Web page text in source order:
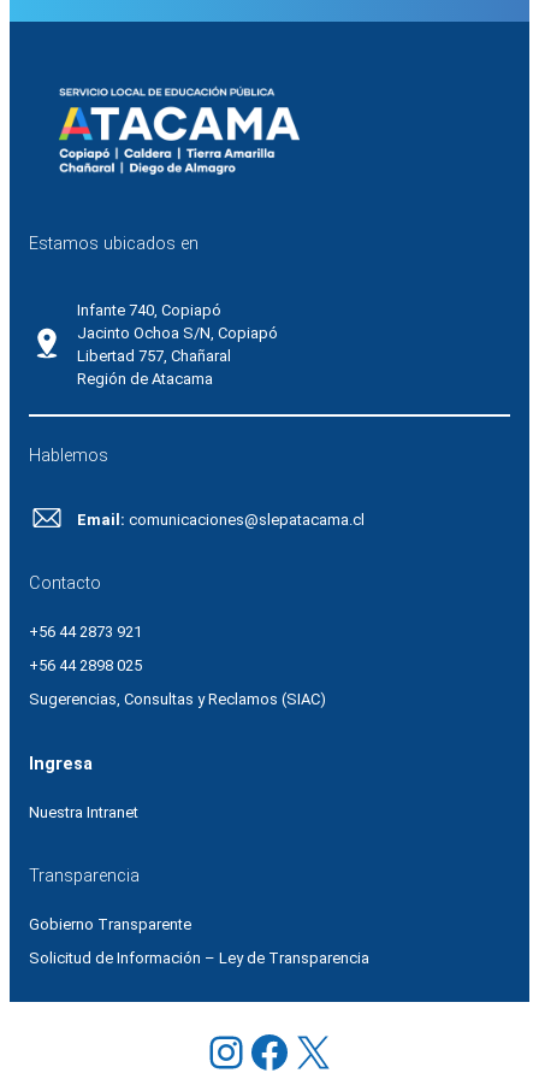
Estamos ubicados en
Infante 740, Copiapó
Jacinto Ochoa S/N, Copiapó
Libertad 757, Chañaral
Región de Atacama
Hablemos
Email: comunicaciones@slepatacama.cl
Contacto
+56 44 2873 921
+56 44 2898 025
Sugerencias, Consultas y Reclamos (SIAC)
Ingresa
Nuestra Intranet
Transparencia
Gobierno Transparente
Solicitud de Información – Ley de Transparencia
Instagram
Facebook
X